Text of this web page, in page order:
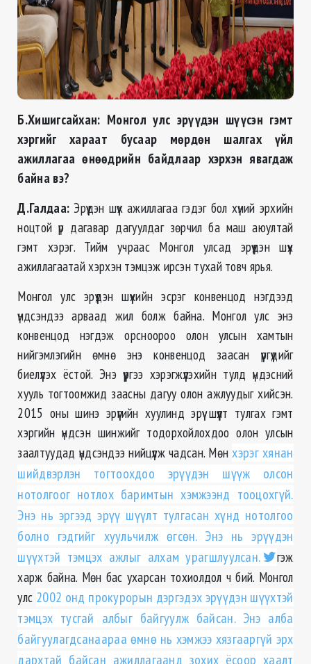
Б.Хишигсайхан: Монгол улс эрүүдэн шүүсэн гэмт
хэргийг хараат бусаар мөрдөн шалгах үйл
ажиллагаа өнөөдрийн байдлаар хэрхэн явагдаж
байна вэ?
Д.Галдаа: Эрүүдэн шүүх ажиллагаа гэдэг бол хүний эрхийн
ноцтой үр дагавар дагуулдаг зөрчил ба маш аюултай
гэмт хэрэг. Тийм учраас Монгол улсад эрүүдэн шүүх
ажиллагаатай хэрхэн тэмцэж ирсэн тухай товч ярья.
Монгол улс эрүүдэн шүүхийн эсрэг конвенцод нэгдээд
үндсэндээ арваад жил болж байна. Монгол улс энэ
конвенцод нэгдэж орсноороо олон улсын хамтын
нийгэмлэгийн өмнө энэ конвенцод заасан үүргүүдийг
биелүүлэх ёстой. Энэ үүргээ хэрэгжүүлэхийн тулд үндэсний
хууль тогтоомжид заасны дагуу олон ажлуудыг хийсэн.
2015 оны шинэ эрүүгийн хуулинд эрүү шүүлт тулгах гэмт
хэргийн үндсэн шинжийг тодорхойлохдоо олон улсын
заалтуудад үндсэндээ нийцүүлж чадсан. Мөнхэрэг хянан
шийдвэрлэн тогтоохдоо эрүүдэн шүүж олсон
нотолгоог нотлох баримтын хэмжээнд тооцохгүй.
Энэ нь эргээд эрүү шүүлт тулгасан хүнд нотолгоо
болно гэдгийг хуульчилж өгсөн. Энэ нь эрүүдэн
шүүхтэй тэмцэх ажлыг алхам урагшлуулсан.
гэж
харж байна. Мөн бас ухарсан тохиолдол ч бий. Монгол
улс 2002 онд прокурорын дэргэдэх эрүүдэн шүүхтэй
тэмцэх тусгай албыг байгуулж байсан. Энэ алба
байгуулагдсанаараа өмнө нь хэмжээ хязгааргүй эрх
дархтай байсан ажиллагаанд зохих ёсоор хаалт